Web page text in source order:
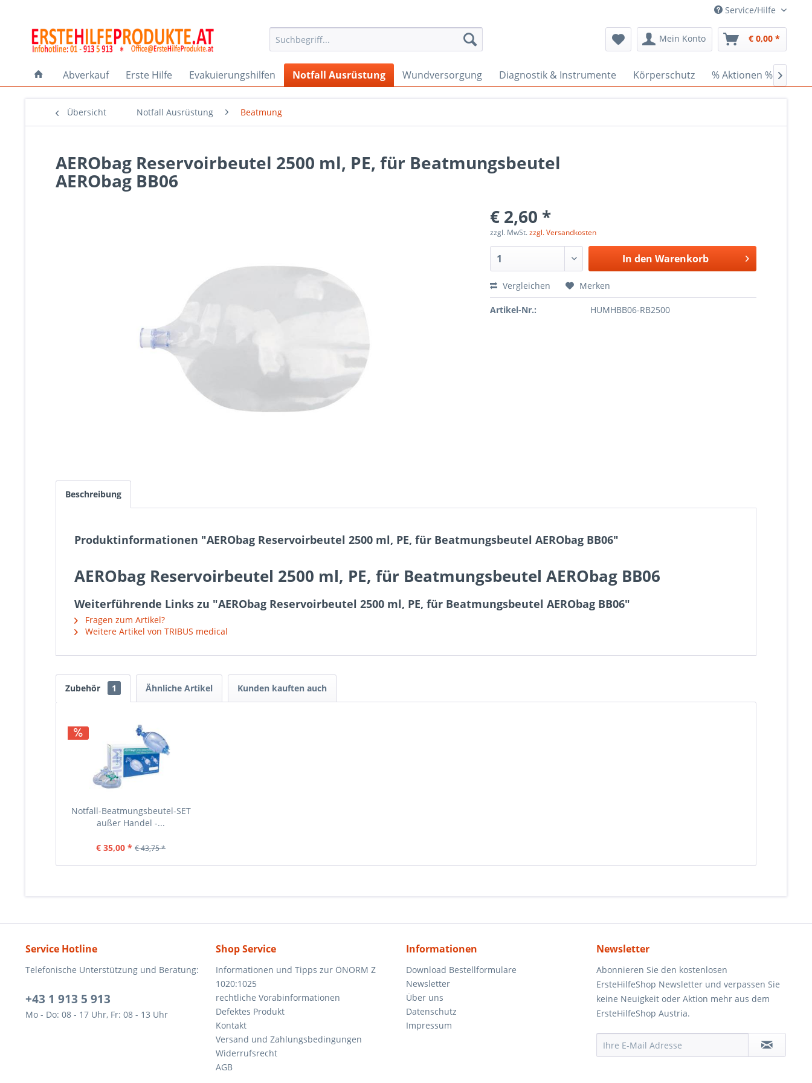
Service/Hilfe
Mein Konto € 0,00 *
Abverkauf Erste Hilfe Evakuierungshilfen Notfall Ausrüstung Wundversorgung Diagnostik & Instrumente Körperschutz % Aktionen % 
Übersicht Notfall Ausrüstung Beatmung
AERObag Reservoirbeutel 2500 ml, PE, für Beatmungsbeutel
AERObag BB06
€ 2,60 *
zzgl. MwSt.zzgl. Versandkosten
In den Warenkorb
Vergleichen Merken
Artikel-Nr.: HUMHBB06-RB2500
Beschreibung
Produktinformationen "AERObag Reservoirbeutel 2500 ml, PE, für Beatmungsbeutel AERObag BB06"
AERObag Reservoirbeutel 2500 ml, PE, für Beatmungsbeutel AERObag BB06
Weiterführende Links zu "AERObag Reservoirbeutel 2500 ml, PE, für Beatmungsbeutel AERObag BB06"
Fragen zum Artikel?
Weitere Artikel von TRIBUS medical
Zubehör 1 Ähnliche Artikel Kunden kauften auch
Notfall-Beatmungsbeutel-SET
außer Handel -...
€ 35,00 * € 43,75 *
Service Hotline
Telefonische Unterstützung und Beratung:
+43 1 913 5 913
Mo - Do: 08 - 17 Uhr, Fr: 08 - 13 Uhr
Shop Service
Informationen und Tipps zur ÖNORM Z
1020:1025
rechtliche Vorabinformationen
Defektes Produkt
Kontakt
Versand und Zahlungsbedingungen
Widerrufsrecht
AGB
Informationen
Download Bestellformulare
Newsletter
Über uns
Datenschutz
Impressum
Newsletter
Abonnieren Sie den kostenlosen
ErsteHilfeShop Newsletter und verpassen Sie
keine Neuigkeit oder Aktion mehr aus dem
ErsteHilfeShop Austria.